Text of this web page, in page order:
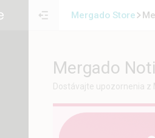
Mergado Store
Mergado
Dostávajte upozornenia z